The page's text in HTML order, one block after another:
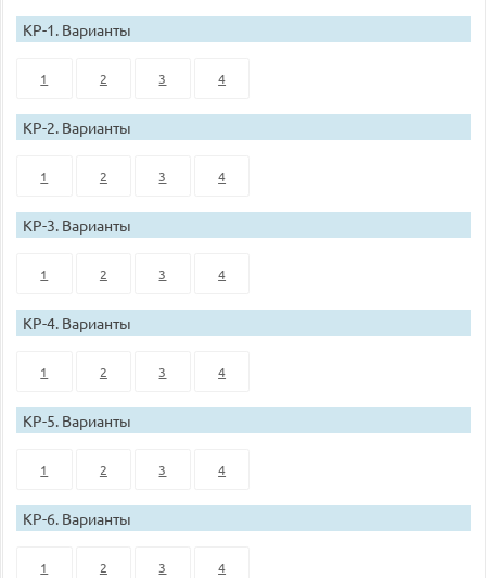
КР-1. Варианты
1 2 3 4
КР-2. Варианты
1 2 3 4
КР-3. Варианты
1 2 3 4
КР-4. Варианты
1 2 3 4
КР-5. Варианты
1 2 3 4
КР-6. Варианты
1 2 3 4